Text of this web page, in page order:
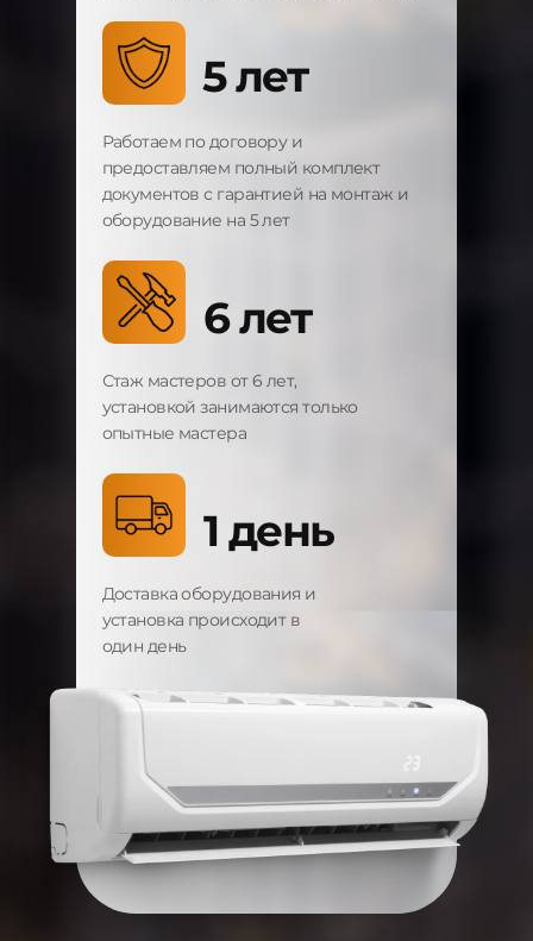
Доставка оборудования и
установка происходит в
один день
1 день
Стаж мастеров от 6 лет,
установкой занимаются только
опытные мастера
6 лет
Работаем по договору и
предоставляем полный комплект
документов с гарантией на монтаж и
оборудование на 5 лет
5 лет